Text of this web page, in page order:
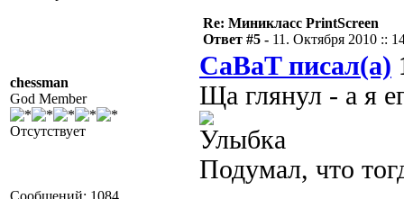
chessman
God Member
Отсутствует
Сообщений: 1084
Re: Миникласс PrintScreen
Ответ #5 - 11. Октября 2010 ::
CaBaT писал(а)
Ща глянул - а я
Подумал, что